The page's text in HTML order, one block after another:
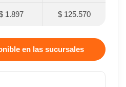
1.897 $ 125.570
en las sucursales